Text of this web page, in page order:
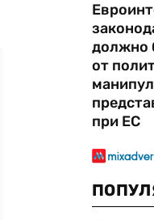
должно
от
при ЕС